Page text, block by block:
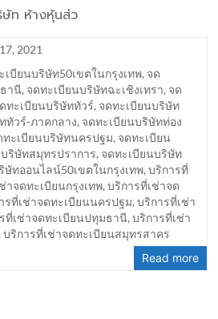
ษัท ห้างหุ้นส่ว
2021
เบียนบริษัท50เขตในกรุงเทพ, จด
านี, จดทะเบียนบริษัทฉะเชิงเทรา, จด
ทะเบียนบริษัททัวร์, จดทะเบียนบริษัท
ทัวร์-ภาคกลาง, จดทะเบียนบริษัทท่อง
ทะเบียนบริษัทนครปฐม, จดทะเบียน
ริษัทสมุทรปราการ, จดทะเบียนบริษัท
ษัทออนไลน์50เขตในกรุงเทพ,บริการที่
าจดทะเบียนกรุงเทพ,บริการที่เช่าจด
รที่เช่าจดทะเบียนนครปฐม,บริการที่เช่า
ที่เช่าจดทะเบียนปทุมธานี,บริการที่เช่า
,บริการที่เช่าจดทะเบียนสมุทรสาคร
Read more